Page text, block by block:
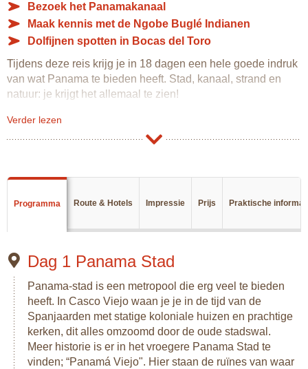
Bezoek het Panamakanaal
Maak kennis met de Ngobe Buglé Indianen
Dolfijnen spotten in Bocas del Toro
Tijdens deze reis krijg je in 18 dagen een hele goede indruk
van wat Panama te bieden heeft. Stad, kanaal, strand en
natuur: je krijgt het allemaal te zien!
Je start de reis in de hoofdstad Panama Stad. Een bezoek
Casco Viejo, het oude centrum, is een bezoek waard.
heus National Park: Parque Natural Metropolitano.
Het Gamboa Resort is gelegen op een kruising tussen het
een regenwoud en heeft een prachtig uitzicht over de rivier.
bijzondere flora en fauna.
El Valle is een schilderachtig plaatsje gelegen in de oude
krater van een uitgebarsten vulkaan. Door deze vruchtbare
grond is het een bosachtig gebied geworden, afgewisseld
met de toppen van de omliggende heuvels. Het is de
perfecte plek voor hiken, paardrijden en genieten van de
natuur.
Verder lezen
Programma Route & Hotels Impressie Prijs Praktische
Dag 1 Panama Stad
Panama-stad is een metropool die erg veel te bieden
heeft. In Casco Viejo waan je je in de tijd van de
Spanjaarden met statige koloniale huizen en prachtige
kerken, dit alles omzoomd door de oude stadswal.
Meer historie is er in het vroegere Panama Stad te
vinden; “Panamá Viejo". Hier staan de ruïnes van waar